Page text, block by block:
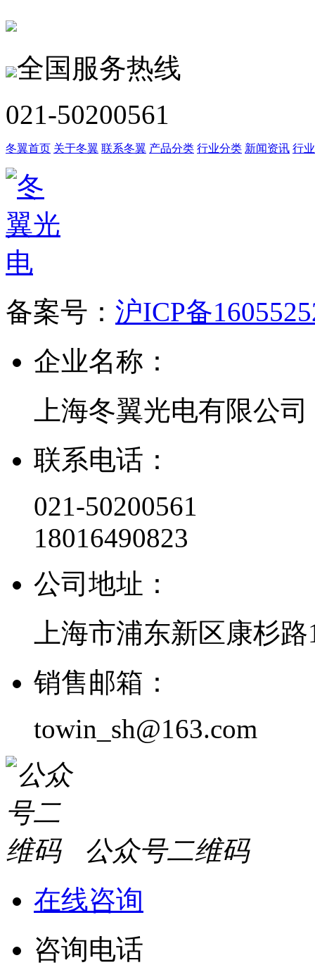
全国服务热线
021-50200561
冬翼首页 关于冬翼 联系冬翼 产品分类 行业分类 新闻资讯 行
备案号： 沪ICP备
企业名称：
上海冬翼光电有限公司
联系电话：
021-50200561
18016490823
公司地址：
上海市浦东新区康杉
销售邮箱：
towin_sh@163.com
公众号二维码
在线咨询
咨询电话